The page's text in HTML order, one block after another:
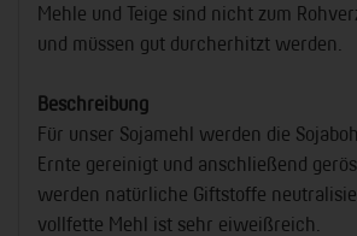
Mehle und Teige sind nicht zum
und müssen gut durcherhitzt werden.
Beschreibung
Für unser Sojamehl werden die
Ernte gereinigt und anschließend
werden natürliche Giftstoffe
vollfette Mehl ist sehr eiweißreich.